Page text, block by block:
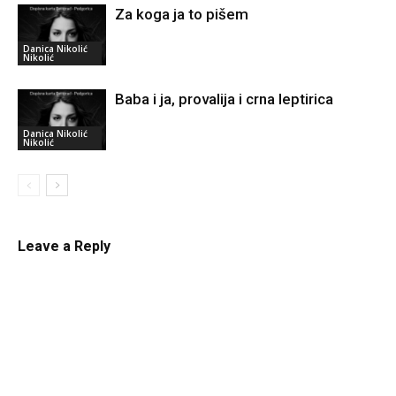
Danica Nikolić
Nikolić
Za koga ja to pišem
Danica Nikolić
Nikolić
Baba i ja, provalija i crna leptirica
Leave a Reply